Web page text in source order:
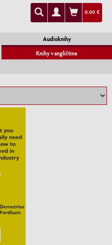
0.00 €
Audioknihy
Knihy v angličtine